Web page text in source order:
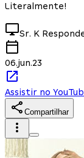
Literalmente!
Sr. K
06.jun.23
Assistir no
Compartilhar